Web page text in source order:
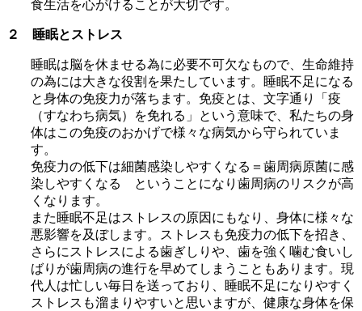
食生活を心がけることが大切です。
２ 睡眠とストレス
睡眠は脳を休ませる為に必要不可欠なもので、生命維持
の為には大きな役割を果たしています。睡眠不足になる
と身体の免疫力が落ちます。免疫とは、文字通り「疫
（すなわち病気）を免れる」という意味で、私たちの身
体はこの免疫のおかげで様々な病気から守られていま
す。
免疫力の低下は細菌感染しやすくなる＝歯周病原菌に感
染しやすくなる ということになり歯周病のリスクが高
くなります。
また睡眠不足はストレスの原因にもなり、身体に様々な
悪影響を及ぼします。ストレスも免疫力の低下を招き、
さらにストレスによる歯ぎしりや、歯を強く噛む食いし
ばりが歯周病の進行を早めてしまうこともあります。現
代人は忙しい毎日を送っており、睡眠不足になりやすく
ストレスも溜まりやすいと思いますが、健康な身体を保